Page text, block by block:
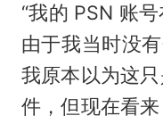
“我的 PSN 账
由于我当时没
我原本以为这
件，但现在看